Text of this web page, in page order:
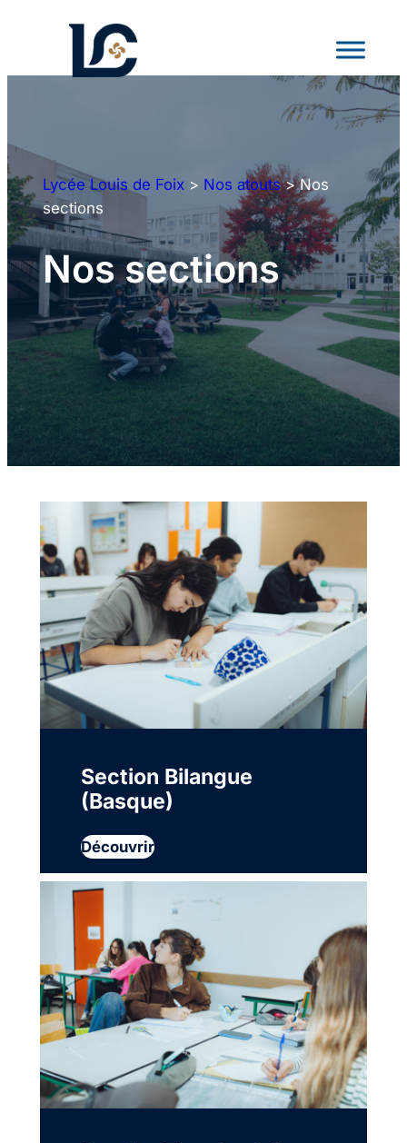
Lycée Louis de Foix > Nos atouts>Nos
sections
Nos sections
Section Bilangue
(Basque)
Découvrir